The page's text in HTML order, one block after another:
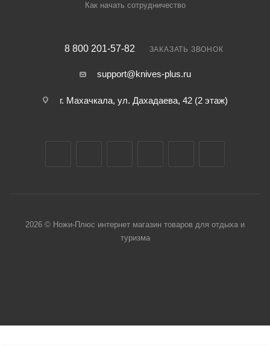
Как начать сотрудничество
8 800 201-57-82 ЗАКАЗАТЬ ЗВОНОК
support@knives-plus.ru
г. Махачкала, ул. Дахадаева, 42 (2 этаж)
2026 © Ножи-Плюс интернет магазин товаров для отдыха и
туризма